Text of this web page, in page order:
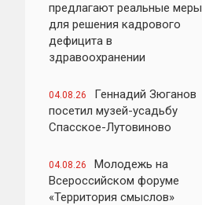
предлагают реальные меры
для решения кадрового
дефицита в
здравоохранении
04.08.26
Геннадий Зюганов
посетил музей-усадьбу
Спасское-Лутовиново
04.08.26
Молодежь на
Всероссийском форуме
«Территория смыслов»